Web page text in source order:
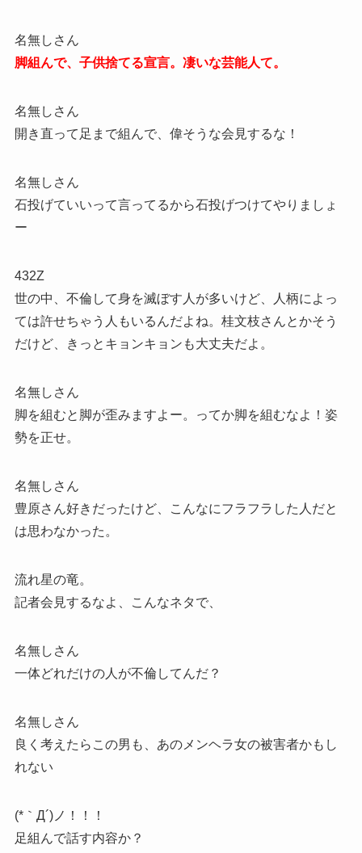
名無しさん
脚組んで、子供捨てる宣言。凄いな芸能人て。
名無しさん
開き直って足まで組んで、偉そうな会見するな！
名無しさん
石投げていいって言ってるから石投げつけてやりましょ
ー
432Z
世の中、不倫して身を滅ぼす人が多いけど、人柄によっ
ては許せちゃう人もいるんだよね。桂文枝さんとかそう
だけど、きっとキョンキョンも大丈夫だよ。
名無しさん
脚を組むと脚が歪みますよー。ってか脚を組むなよ！姿
勢を正せ。
名無しさん
豊原さん好きだったけど、こんなにフラフラした人だと
は思わなかった。
流れ星の竜。
記者会見するなよ、こんなネタで、
名無しさん
一体どれだけの人が不倫してんだ？
名無しさん
良く考えたらこの男も、あのメンヘラ女の被害者かもし
れない
(*｀Д´)ノ！！！
足組んで話す内容か？